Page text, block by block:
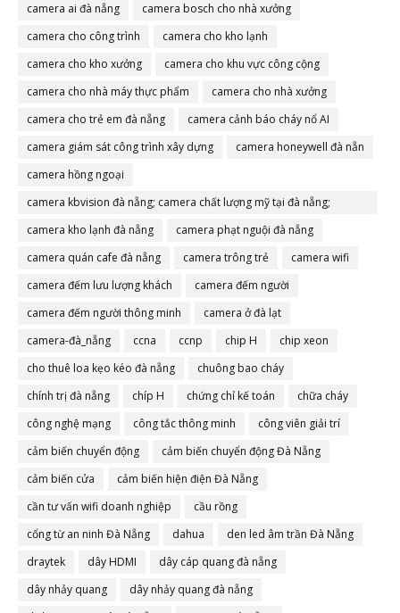
camera ai đà nẵng
camera bosch cho nhà xưởng
camera cho công trình
camera cho kho lạnh
camera cho kho xưởng
camera cho khu vực công cộng
camera cho nhà máy thực phẩm
camera cho nhà xưởng
camera cho trẻ em đà nẵng
camera cảnh báo cháy nổ AI
camera giám sát công trình xây dựng
camera honeywell đà nẵn
camera hồng ngoại
camera kbvision đà nẵng; camera chất lượng mỹ tại đà nẵng;
camera đà nẵng
camera kho lạnh đà nẵng
camera phạt nguội đà nẵng
camera quán cafe đà nẵng
camera trông trẻ
camera wifi
camera đếm lưu lượng khách
camera đếm người
camera đếm người thông minh
camera ở đà lạt
camera-đà_nẵng
ccna ccnp chip H
chip xeon
cho thuê loa kẹo kéo đà nẵng
chuông bao cháy
chính trị đà nẵng
chíp H chứng chỉ kế toán
chữa cháy
công nghệ mạng
công tắc thông minh
công viên giải trí
cảm biến chuyển động
cảm biến chuyển động Đà Nẵng
cảm biến cửa
cảm biến hiện điện Đà Nẵng
cần tư vấn wifi doanh nghiệp
cầu rồng
cổng từ an ninh Đà Nẵng
dahua
den led âm trần Đà Nẵng
draytek
dây HDMI
dây cáp quang đà nẵng
dây nhảy quang
dây nhảy quang đà nẵng